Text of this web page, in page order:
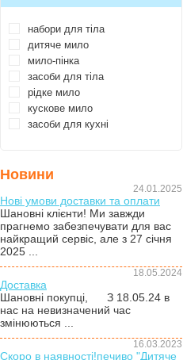
набори для тіла
дитяче мило
мило-пінка
засоби для тіла
рідке мило
кускове мило
засоби для кухні
Новини
24.01.2025
Нові умови доставки та оплати
Шановні клієнти! Ми завжди
прагнемо забезпечувати для вас
найкращий сервіс, але з 27 січня
2025 ...
18.05.2024
Доставка
Шановні покупці, З 18.05.24 в
нас на невизначений час
змінюються ...
16.03.2023
Скоро в наявності!печиво "Дитяче